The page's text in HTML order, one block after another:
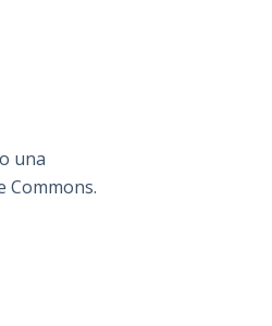
una
Commons.